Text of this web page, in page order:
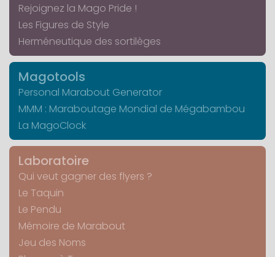
Rejoignez la Mago Pride !
Les Figures de Style
Herméneutique des sortilèges
Magotools
Personal Marabout Generator
MMM : Maraboutage Mondial de Mégabambou
La MagoClock
Laboratoire
Qui veut gagner des flyers ?
Le Taquin
Le Pendu
Mémoire de Marabout
Jeu des Noms